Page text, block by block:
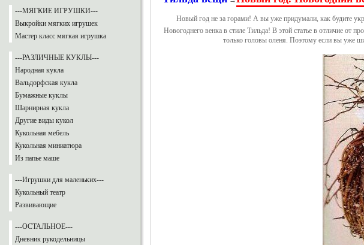
---МЯГКИЕ ИГРУШКИ---
Выкройки мягких игрушек
Мастер класс мягкая игрушка
---РАЗЛИЧНЫЕ КУКЛЫ---
Народная кукла
Вальдорфская кукла
Бумажные куклы
Шарнирная кукла
Другие виды кукол
Кукольная мебель
Кукольная миниатюра
Из папье маше
---Игрушки для маленьких---
Кукольный театр
Развивающие
---ОСТАЛЬНОЕ---
Дневник рукодельницы
Новый год не за горами! А вы уже придумали, как будите
Новогоднего венка в стиле Тильда! В этой статье в отличие от
только головы оленя. Поэтому если вы уже